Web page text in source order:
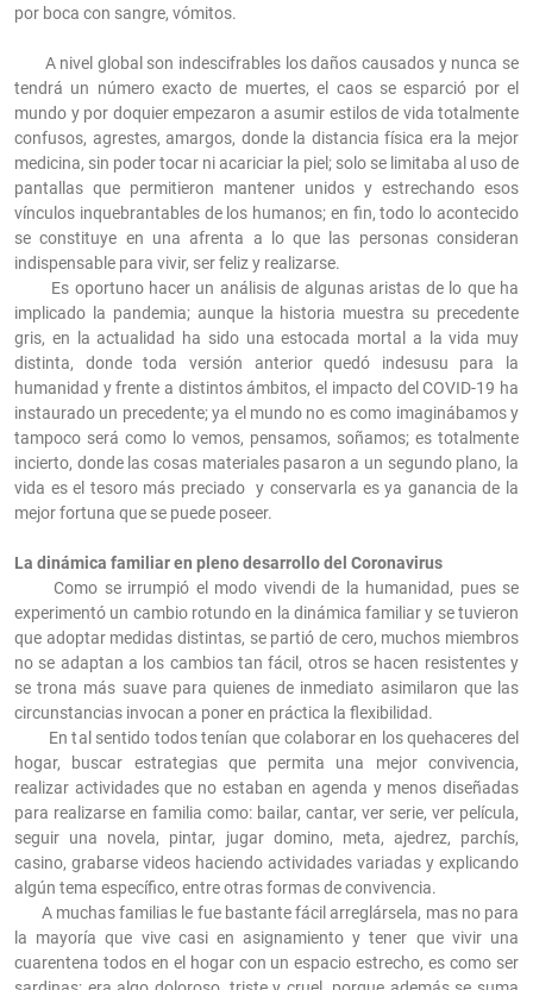
por boca con sangre, vómitos.
A nivel global son indescifrables los daños causados y nunca se
tendrá un número exacto de muertes, el caos se esparció por el
mundo y por doquier empezaron a asumir estilos de vida totalmente
confusos, agrestes, amargos, donde la distancia física era la mejor
medicina, sin poder tocar ni acariciar la piel; solo se limitaba al uso de
pantallas que permitieron mantener unidos y estrechando esos
vínculos inquebrantables de los humanos; en fin, todo lo acontecido
se constituye en una afrenta a lo que las personas consideran
indispensable para vivir, ser feliz y realizarse.
Es oportuno hacer un análisis de algunas aristas de lo que ha
implicado la pandemia; aunque la historia muestra su precedente
gris, en la actualidad ha sido una estocada mortal a la vida muy
distinta, donde toda versión anterior quedó indesusu para la
humanidad y frente a distintos ámbitos, el impacto del COVID-19 ha
instaurado un precedente; ya el mundo no es como imaginábamos y
tampoco será como lo vemos, pensamos, soñamos; es totalmente
incierto, donde las cosas materiales pasaron a un segundo plano, la
vida es el tesoro más preciado y conservarla es ya ganancia de la
mejor fortuna que se puede poseer.
La dinámica familiar en pleno desarrollo del Coronavirus
Como se irrumpió el modo vivendi de la humanidad, pues se
experimentó un cambio rotundo en la dinámica familiar y se tuvieron
que adoptar medidas distintas, se partió de cero, muchos miembros
no se adaptan a los cambios tan fácil, otros se hacen resistentes y
se trona más suave para quienes de inmediato asimilaron que las
circunstancias invocan a poner en práctica la flexibilidad.
En tal sentido todos tenían que colaborar en los quehaceres del
hogar, buscar estrategias que permita una mejor convivencia,
realizar actividades que no estaban en agenda y menos diseñadas
para realizarse en familia como: bailar, cantar, ver serie, ver película,
seguir una novela, pintar, jugar domino, meta, ajedrez, parchís,
casino, grabarse videos haciendo actividades variadas y explicando
algún tema específico, entre otras formas de convivencia.
A muchas familias le fue bastante fácil arreglársela, mas no para
la mayoría que vive casi en asignamiento y tener que vivir una
cuarentena todos en el hogar con un espacio estrecho, es como ser